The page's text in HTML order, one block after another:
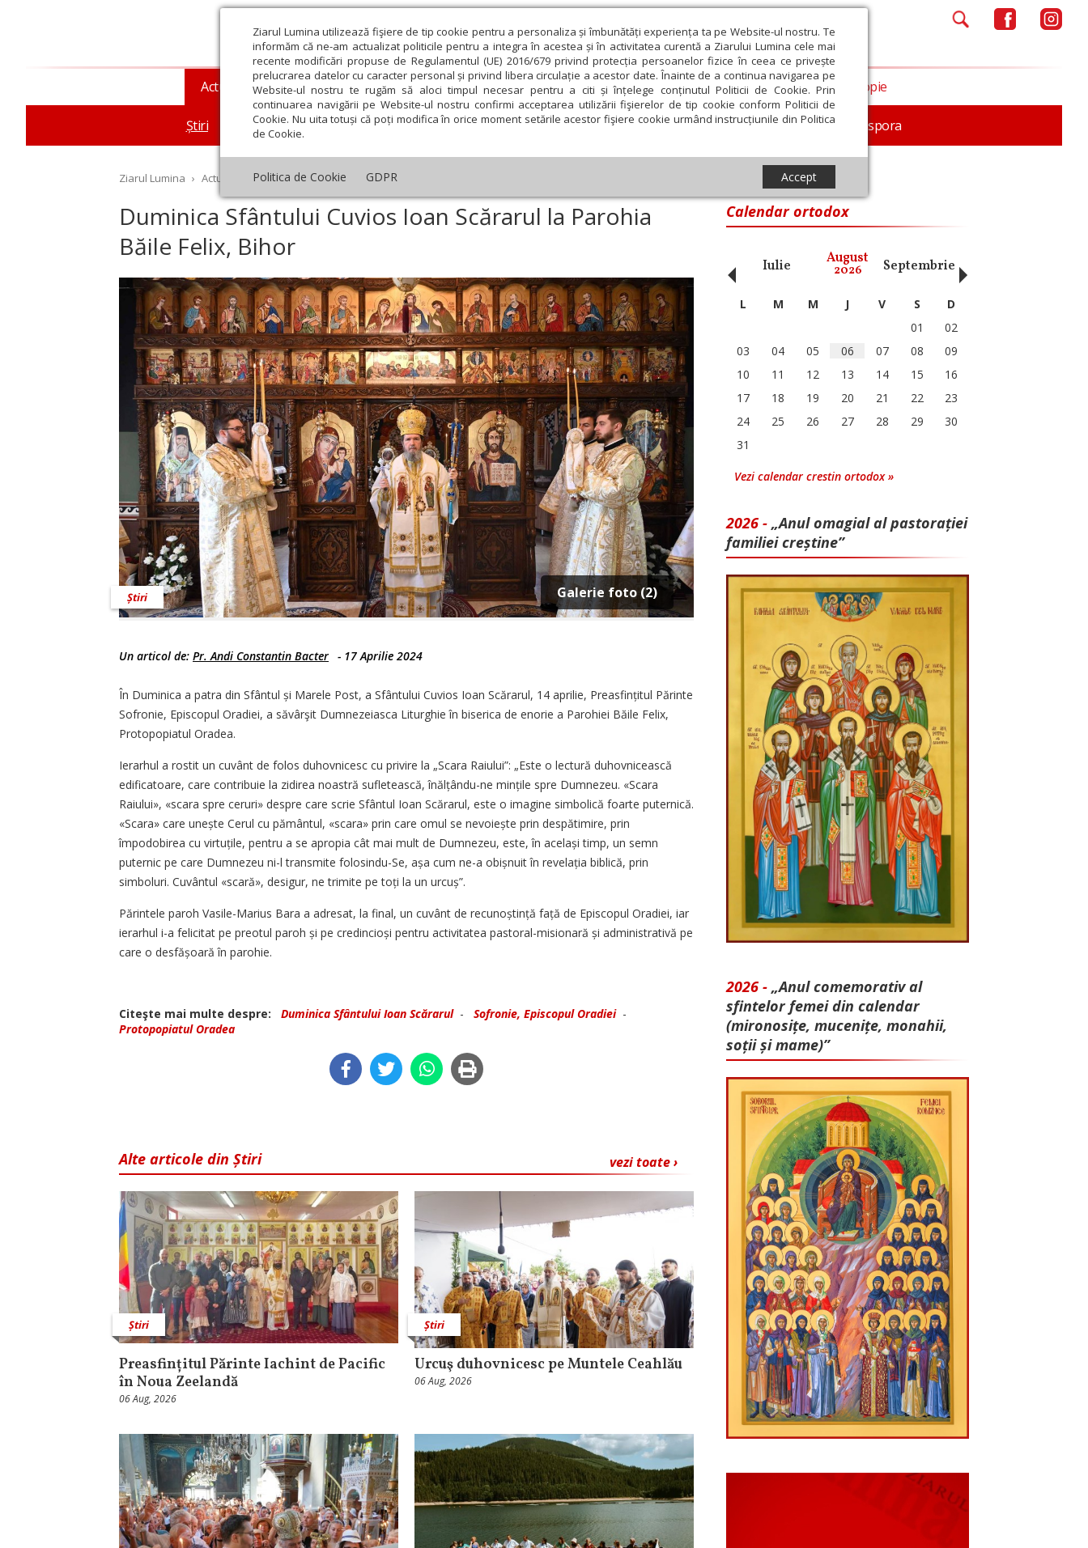
Ziarul Lumina utilizează fişiere de tip cookie pentru a personaliza și îmbunătăți experiența ta pe Website-ul nostru. Te
informăm că ne-am actualizat politicile pentru a integra în acestea și în activitatea curentă a Ziarului Lumina cele mai
recente modificări propuse de Regulamentul (UE) 2016/679 privind protecția persoanelor fizice în ceea ce privește
prelucrarea datelor cu caracter personal și privind libera circulație a acestor date. Înainte de a continua navigarea pe
Website-ul nostru te rugăm să aloci timpul necesar pentru a citi și înțelege conținutul Politicii de Cookie. Prin
continuarea navigării pe Website-ul nostru confirmi acceptarea utilizării fişierelor de tip cookie conform Politicii de
Cookie. Nu uita totuși că poți modifica în orice moment setările acestor fişiere cookie urmând instrucțiunile din Politica
de Cookie.
Politica de Cookie GDPR Accept
Actualitate religioasă
Știri Mesaje și cuvântări An omagial Comunicate de presă Documentar In memoriam Diaspora
Teologie și spiritualitate Educaţie și Cultură Societate Opinii Filantropie
Ziarul Lumina › Actualitate religioasă › Știri › Duminica Sfântului Cuvios Ioan Scărarul la Parohia Băile Felix, Bihor
Duminica Sfântului Cuvios Ioan Scărarul la Parohia
Băile Felix, Bihor
Galerie foto (2)
Știri
Un articol de: Pr. Andi Constantin Bacter - 17 Aprilie 2024
În Duminica a patra din Sfântul și Marele Post, a Sfântului Cuvios Ioan Scărarul, 14 aprilie, Preasfin­țitul Părinte
Sofronie, Episcopul Oradiei, a săvârşit Dumnezeiasca Liturghie în biserica de enorie a Parohiei Băile Felix,
Protopopiatul Oradea.
Ierarhul a rostit un cuvânt de folos duhovnicesc cu privire la „Scara Raiului”: „Este o lectură duhovnicească
edificatoare, care contribuie la zidirea noastră sufletească, înălțându-ne mințile spre Dumnezeu. «Scara
Raiului», «scara spre ceruri» despre care scrie Sfântul Ioan Scărarul, este o imagine simbolică foarte puternică.
«Scara» care unește Cerul cu pământul, «scara» prin care omul se nevoiește prin despătimire, prin
împodobirea cu virtuțile, pentru a se apropia cât mai mult de Dumnezeu, este, în același timp, un semn
puternic pe care Dumnezeu ni-l transmite folosindu-Se, așa cum ne-a obișnuit în revelația biblică, prin
simboluri. Cuvântul «scară», desigur, ne trimite pe toți la un urcuș”.
Părintele paroh Vasile-Marius Bara a adresat, la final, un cuvânt de recunoștință față de Episcopul Oradiei, iar
ierarhul i-a felicitat pe preotul paroh și pe credincioși pentru activitatea pastoral-misionară și administrativă pe
care o desfășoară în parohie.
Citeşte mai multe despre: Duminica Sfântului Ioan Scărarul- Sofronie, Episcopul Oradiei-
Protopopiatul Oradea
vezi toate ›
Alte articole din Știri
Știri
Preasfințitul Părinte Iachint de Pacific
în Noua Zeelandă
06 Aug, 2026
Știri
Urcuş duhovnicesc pe Muntele Ceahlău
06 Aug, 2026
Calendar ortodox
Iulie August
2026 Septembrie Octombrie
‹ L M M J V S
D
01
02
03
04 05 06 07 08
09
10
11 12 13 14 15
16
17
18 19 20 21 22
23
24
25 26 27 28 29
30
31
Vezi calendar crestin ortodox »
2026 - „Anul omagial al pastorației
familiei creștine”
2026 - „Anul comemorativ al
sfintelor femei din calendar
(mironosițe, mu­cenițe, monahii,
soții și mame)”